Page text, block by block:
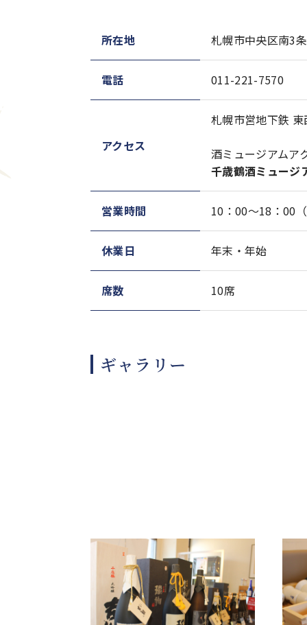
所在地 札幌市中央区南3
電話 011-221-7570
アクセス
札幌市営地下鉄
酒ミュージアムア
千歳鶴酒ミュージ
営業時間 10：00～18：00
休業日 年末・年始
席数 10席
ギャラリー